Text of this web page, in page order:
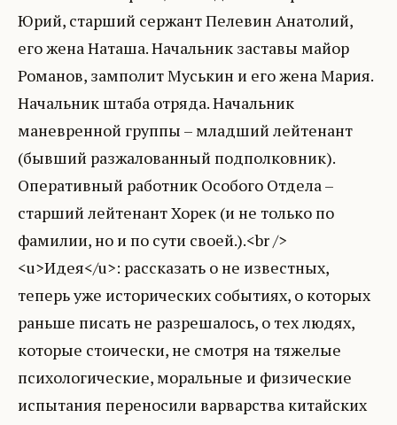
Юрий, старший сержант Пелевин Анатолий,
его жена Наташа. Начальник заставы майор
Романов, замполит Муськин и его жена Мария.
Начальник штаба отряда. Начальник
маневренной группы – младший лейтенант
(бывший разжалованный подполковник).
Оперативный работник Особого Отдела –
старший лейтенант Хорек (и не только по
фамилии, но и по сути своей.).<br />
<u>Идея</u>: рассказать о не известных,
теперь уже исторических событиях, о которых
раньше писать не разрешалось, о тех людях,
которые стоически, не смотря на тяжелые
психологические, моральные и физические
испытания переносили варварства китайских